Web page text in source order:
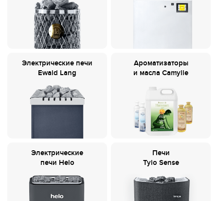
Электрические печи
Ewald Lang
Ароматизаторы
и масла Camylle
Электрические
печи Helo
Печи
Tylo Sense